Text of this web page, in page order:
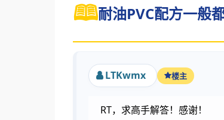
耐油PVC配方一般
LTKwmx 楼主
RT，求高手解答！感谢！